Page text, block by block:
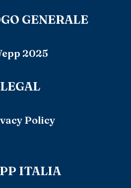
GENERALE
2025
LEGAL
Policy
ITALIA